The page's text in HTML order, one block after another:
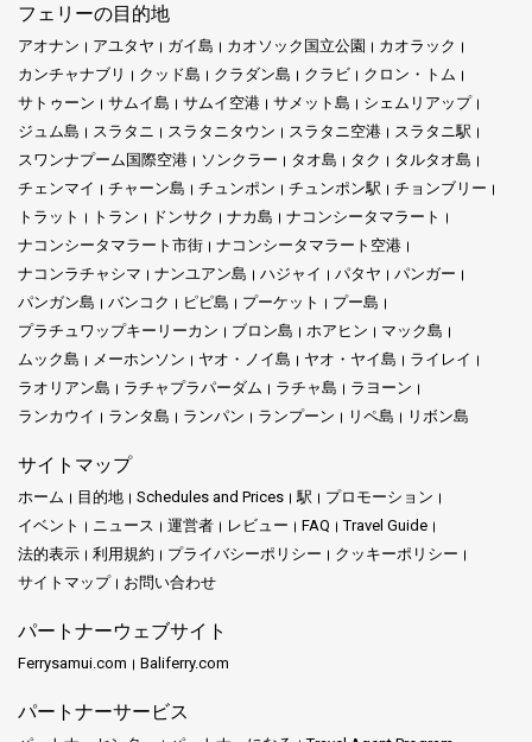
フェリーの目的地
アオナン アユタヤ ガイ島 カオソック国立公園
カオラック
カンチャナブリ
クッド島 クラダン島 クラビ
クロン・トム
サトゥーン
サムイ島 サムイ空港 サメット島
シェムリアップ
ジュム島
スラタニ スラタニタウン スラタニ空港
スラタニ駅
スワンナプーム国際空港
ソンクラー タオ島 タク
タルタオ島
チェンマイ
チャーン島 チュンポン チュンポン駅
チョンブリー
トラット
トラン ドンサク ナカ島
ナコンシータマラート
ナコンシータマラート市街
ナコンシータマラート空港
ナコンラチャシマ
ナンユアン島 ハジャイ パタヤ
パンガー
パンガン島
バンコク ピピ島 プーケット
プー島
プラチュワップキーリーカン
ブロン島 ホアヒン
マック島
ムック島
メーホンソン ヤオ・ノイ島 ヤオ・ヤイ島
ライレイ
ラオリアン島
ラチャプラパーダム ラチャ島
ラヨーン
ランカウイ
ランタ島 ランパン ランプーン リペ島 リボン島
サイトマップ
ホーム 目的地 Schedules and Prices 駅
プロモーション
イベント
ニュース 運営者 レビュー FAQ
Travel Guide
法的表示
利用規約 プライバシーポリシー
クッキーポリシー
サイトマップ
お問い合わせ
パートナーウェブサイト
Ferrysamui.com Baliferry.com
パートナーサービス